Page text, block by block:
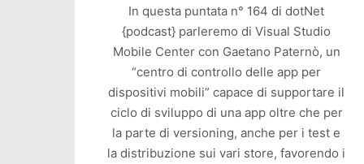
In questa puntata n° 164 di dotNet
{podcast} parleremo di Visual Studio
Mobile Center con Gaetano Paternò, un
“centro di controllo delle app per
dispositivi mobili” capace di supportare il
ciclo di sviluppo di una app oltre che per
la parte di versioning, anche per i test e
la distribuzione sui vari store, favorendo i